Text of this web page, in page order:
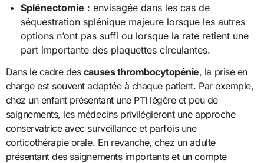
Splénectomie : envisagée dans les cas de
séquestration splénique majeure lorsque les autres
options n’ont pas suffi ou lorsque la rate retient une
part importante des plaquettes circulantes.
Dans le cadre des causes thrombocytopénie, la prise en
charge est souvent adaptée à chaque patient. Par exemple,
chez un enfant présentant une PTI légère et peu de
saignements, les médecins privilégieront une approche
conservatrice avec surveillance et parfois une
corticothérapie orale. En revanche, chez un adulte
présentant des saignements importants et un compte